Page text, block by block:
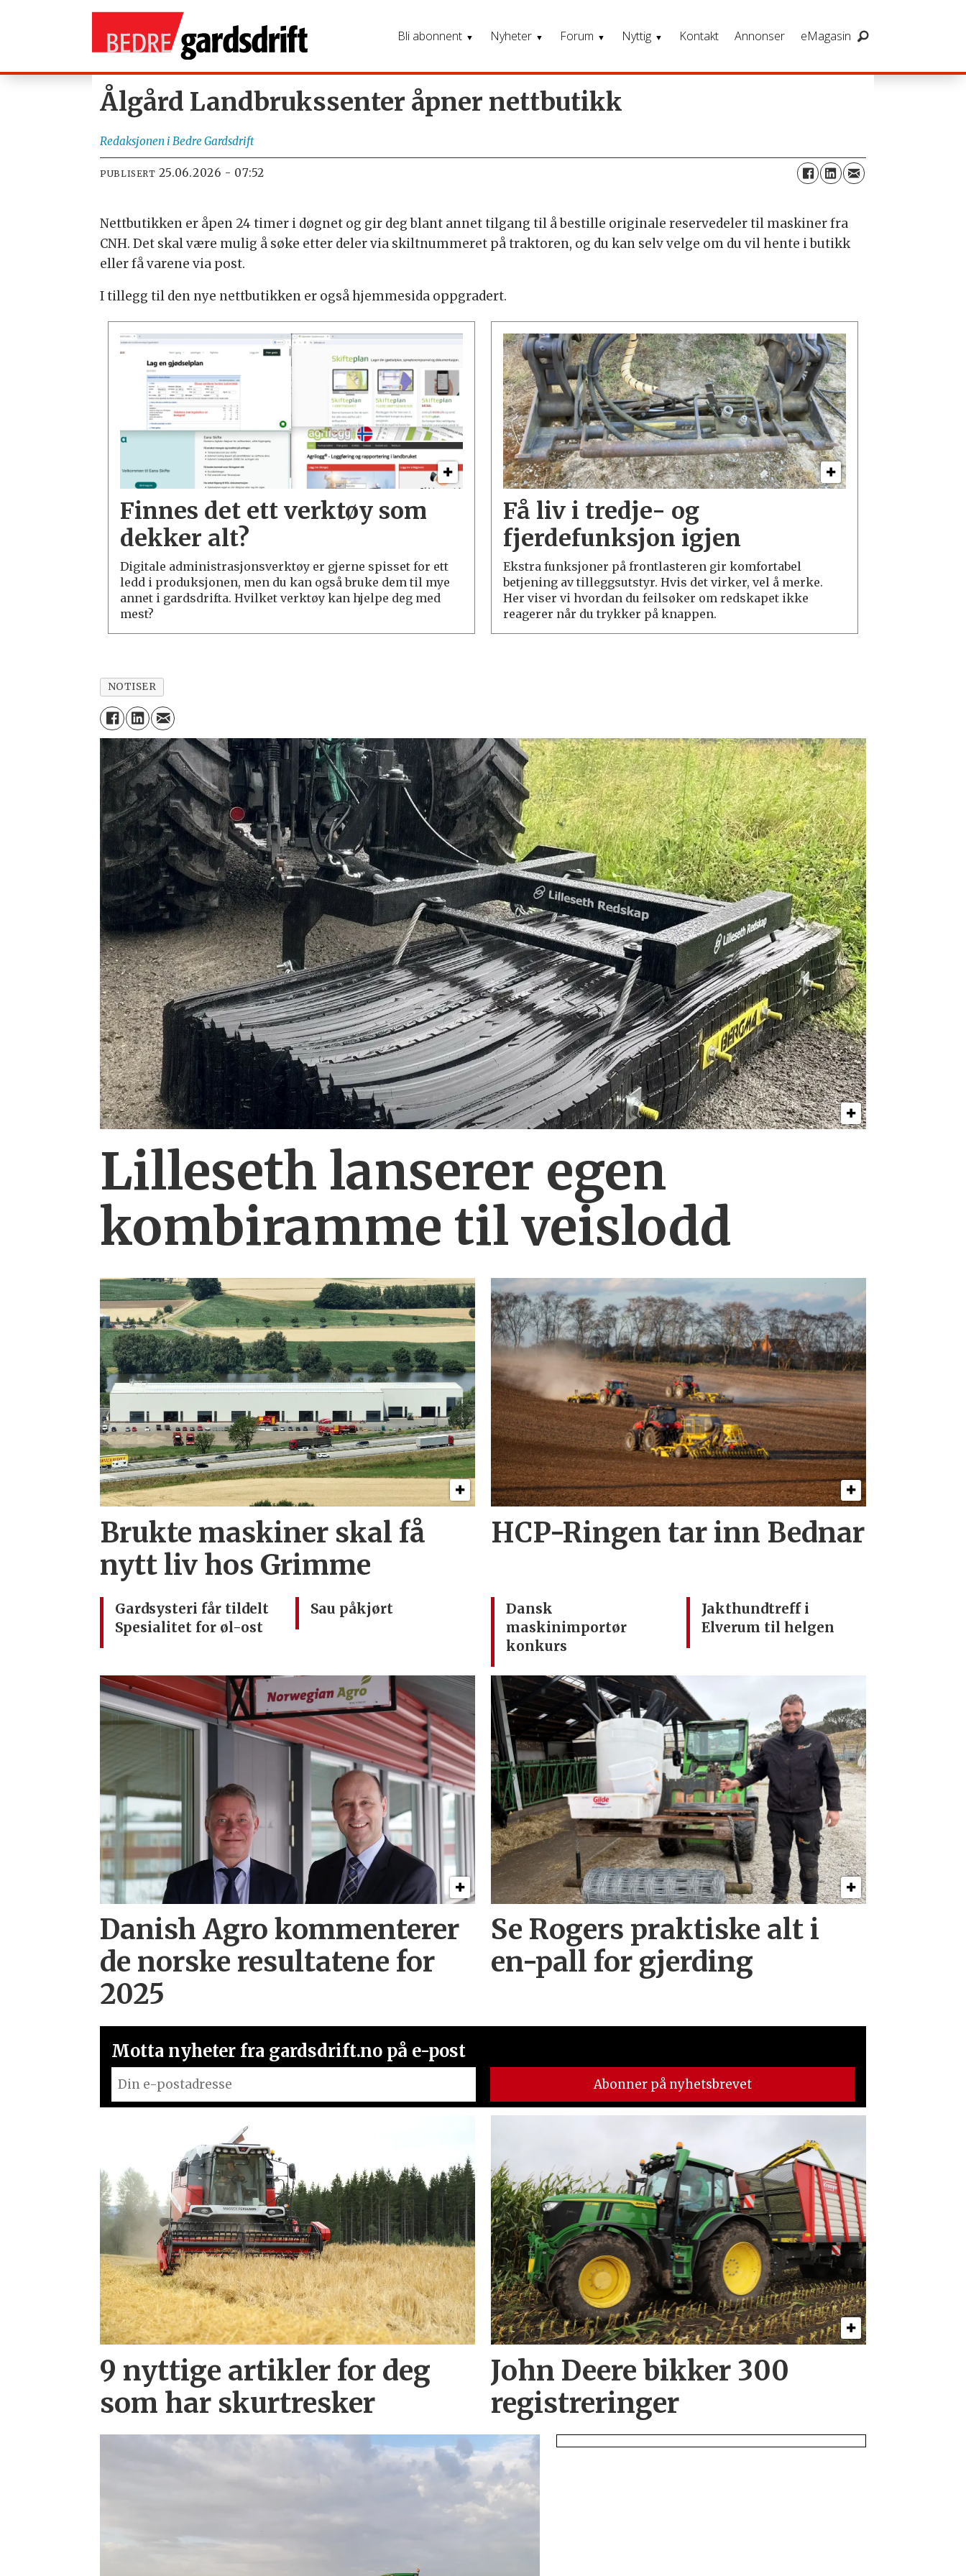
Bli abonnent Nyheter Forum Nyttig Kontakt Annonser eMagasin
Ålgård Landbrukssenter åpner nettbutikk
Redaksjonen i Bedre Gardsdrift
PUBLISERT 25.06.2026 - 07:52
Nettbutikken er åpen 24 timer i døgnet og gir deg blant annet tilgang til å bestille originale reservedeler til maskiner fra
CNH. Det skal være mulig å søke etter deler via skiltnummeret på traktoren, og du kan selv velge om du vil hente i butikk
eller få varene via post.
I tillegg til den nye nettbutikken er også hjemmesida oppgradert.
Finnes det ett verktøy som
dekker alt?
Digitale administrasjonsverktøy er gjerne spisset for ett
ledd i produksjonen, men du kan også bruke dem til mye
annet i gardsdrifta. Hvilket verktøy kan hjelpe deg med
mest?
Få liv i tredje- og
fjerdefunksjon igjen
Ekstra funksjoner på frontlasteren gir komfortabel
betjening av tilleggsutstyr. Hvis det virker, vel å merke.
Her viser vi hvordan du feilsøker om redskapet ikke
reagerer når du trykker på knappen.
NOTISER
Lilleseth lanserer egen
kombi­ramme til veislodd
Brukte maskiner skal få
nytt liv hos Grimme
HCP-Ringen tar inn Bednar
Gardsysteri får tildelt
Spesialitet for øl-ost
Sau påkjørt
Dansk
maskinimportør
konkurs
Jakthundtreff i
Elverum til helgen
Danish Agro kommenterer
de norske resultatene for
2025
Se Rogers praktiske alt i
en-pall for gjerding
Motta nyheter fra gardsdrift.no på e-post
9 nyttige artikler for deg
som har skurtresker
John Deere bikker 300
registreringer